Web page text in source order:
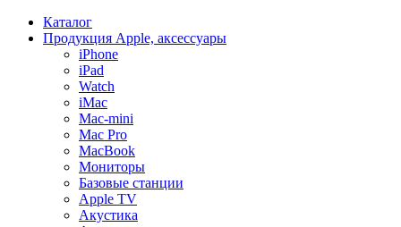
Каталог
Продукция Apple, аксессуары
iPhone
iPad
Watch
iMac
Mac-mini
Mac Pro
MacBook
Мониторы
Базовые станции
Apple TV
Акустика